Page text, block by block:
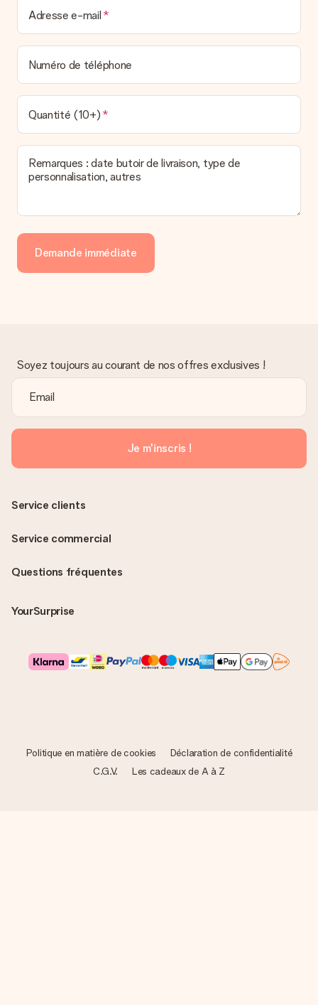
Adresse e-mail
Numéro de téléphone
Quantité (10+)
Remarques : date butoir de livraison, type de
personnalisation, autres
Demande immédiate
Soyez toujours au courant de nos offres exclusives !
Je m'inscris !
Questions fréquentes
YourSurprise
Service clients
Service commercial
Politique en matière de cookies
Déclaration de confidentialité
C.G.V.
Les cadeaux de A à Z